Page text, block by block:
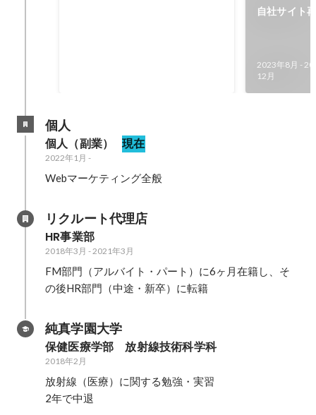
自社サイト
2023年8月 -
12月
個人
個人（副業） 現在
2022年1月 -
Webマーケティング全般
リクルート代理店
HR事業部
2018年3月 -2021年3月
FM部門（アルバイト・パート）に6ヶ月在籍し、そ
の後HR部門（中途・新卒）に転籍
純真学園大学
保健医療学部　放射線技術科学科
2018年2月
放射線（医療）に関する勉強・実習
2年で中退